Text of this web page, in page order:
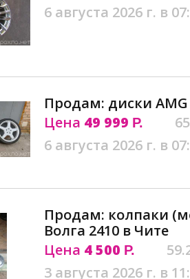
6 августа 2026 г. в
Продам: диски
Цена 49 999 Р.
6 августа 2026 г. в
Продам: колпаки
Волга 2410 в Чите
Цена 4 500 Р.
3 августа 2026 г. в